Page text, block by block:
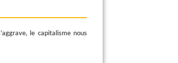
le capitalisme nous